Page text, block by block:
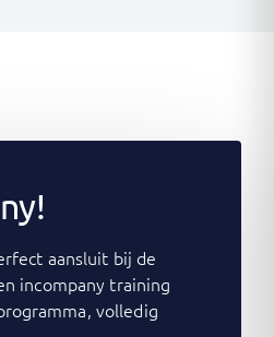
aansluit bij de
incompany training
volledig